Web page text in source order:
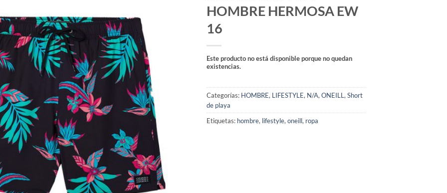
HOMBRE HERMOSA EW
16
Este producto no está disponible porque no quedan
existencias.
Categorías: HOMBRE, LIFESTYLE, N/A, ONEILL , Short
de playa
Etiquetas: hombre, lifestyle, oneill, ropa